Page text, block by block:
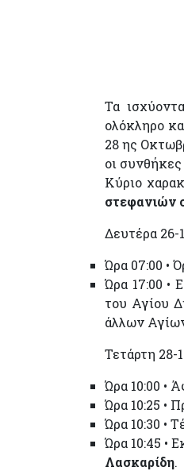
Τα
ολόκληρο
28 ης
οι συνθήκες
Κύριο
στεφανιών
Δευτέρα 26-
Ώρα 07:00 •
Ώρα 17:00 •
του Αγίου
άλλων
Τετάρτη 28-
Ώρα 10:00 •
Ώρα 10:25 •
Ώρα 10:30 •
Ώρα 10:45 •
Λασκαρίδη.